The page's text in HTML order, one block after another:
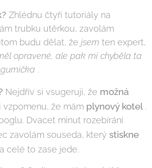
Zhlédnu čtyři tutoriály na
trubku utěrkou, zavolám
budu dělat, že jsem ten expert,
opravené, ale pak mi chyběla ta
.
Nejdřív si vsugeruji, že možná
vzpomenu, že mám plynový kotel.
Dvacet minut rozebírání
zavolám souseda, který stiskne
a celé to zase jede.